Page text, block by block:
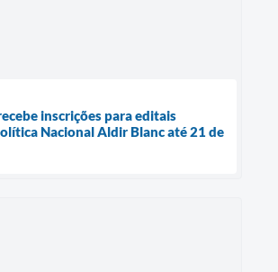
inscrições para editais
Nacional Aldir Blanc até 21 de